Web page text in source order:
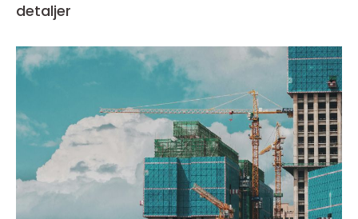
detaljer